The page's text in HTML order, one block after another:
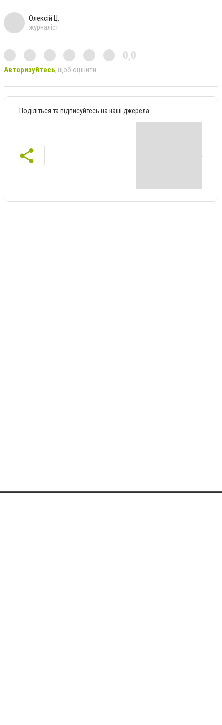
Олексій Ц.
журналіст
0,0
Авторизуйтесь, щоб оцінити
Поділіться та підписуйтесь на наші джерела